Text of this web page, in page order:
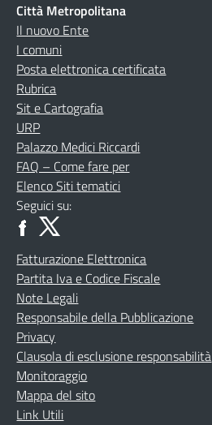
Città Metropolitana
Il nuovo Ente
I comuni
Posta elettronica certificata
Rubrica
Sit e Cartografia
URP
Palazzo Medici Riccardi
FAQ – Come fare per
Elenco Siti tematici
Seguici su:
Fatturazione Elettronica
Partita Iva e Codice Fiscale
Note Legali
Responsabile della Pubblicazione
Privacy
Clausola di esclusione responsabilità
Monitoraggio
Mappa del sito
Link Utili